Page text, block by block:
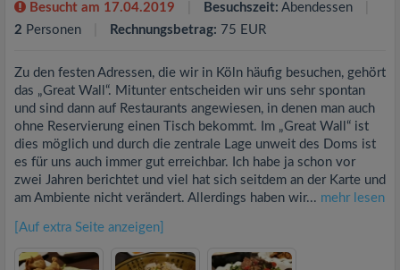
Besucht am 17.04.2019 Besuchszeit: Abendessen
2 Personen Rechnungsbetrag: 75 EUR
Zu den festen Adressen, die wir in Köln häufig besuchen, gehört
das „Great Wall“. Mitunter entscheiden wir uns sehr spontan
und sind dann auf Restaurants angewiesen, in denen man auch
ohne Reservierung einen Tisch bekommt. Im „Great Wall“ ist
dies möglich und durch die zentrale Lage unweit des Doms ist
es für uns auch immer gut erreichbar. Ich habe ja schon vor
zwei Jahren berichtet und viel hat sich seitdem an der Karte und
am Ambiente nicht verändert. Allerdings haben wir... mehr lesen
[Auf extra Seite anzeigen]